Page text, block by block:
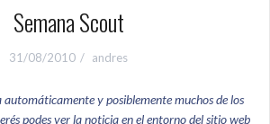
Semana Scout
31/08/2010 andres
y posiblemente muchos de los
podes ver la noticia en el entorno del sitio web